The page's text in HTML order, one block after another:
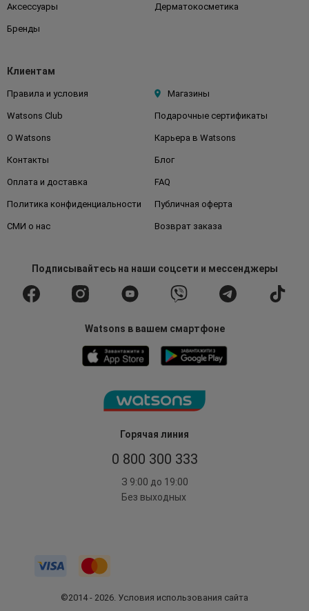
Горячая линия
0 800 300 333
З 9:00 до 19:00
Без выходных
Аксессуары Дерматокосметика
Бренды
Клиентам
Правила и условия Магазины
Watsons Club Подарочные сертификаты
О Watsons Карьера в Watsons
Контакты Блог
Оплата и доставка FAQ
Политика конфиденциальности Публичная оферта
СМИ о нас Возврат заказа
Подписывайтесьна наши соцсети и мессенджеры
Watsons в вашем смартфоне
©2014 - 2026. Условия использования сайта